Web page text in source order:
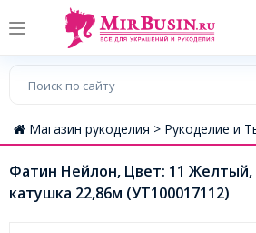
Магазин рукоделия > Рукоделие и
Фатин Нейлон, Цвет: 11
катушка 22,86м (УТ100017112)